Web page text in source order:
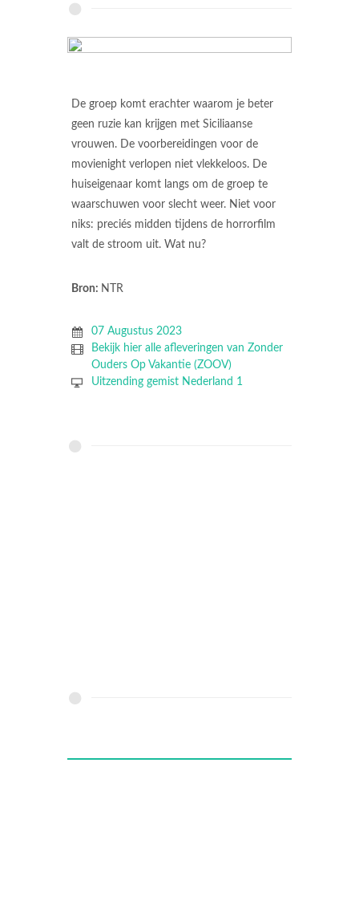
De groep komt erachter waarom je beter
geen ruzie kan krijgen met Siciliaanse
vrouwen. De voorbereidingen voor de
movienight verlopen niet vlekkeloos. De
huiseigenaar komt langs om de groep te
waarschuwen voor slecht weer. Niet voor
niks: preciés midden tijdens de horrorfilm
valt de stroom uit. Wat nu?
Bron: NTR
07 Augustus 2023
Bekijk hier alle afleveringen van Zonder
Ouders Op Vakantie (ZOOV)
Uitzending gemist Nederland 1